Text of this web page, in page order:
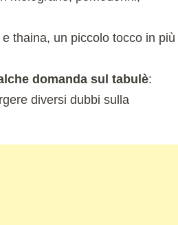
thaina, un piccolo tocco in più
domanda sul tabulè:
diversi dubbi sulla